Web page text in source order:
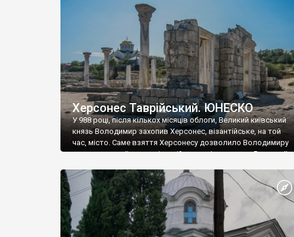
візантійської доби. Раритети викрадені з фондів об’єкту
культурної спадщини ЮНЕСКО «Херсонеса Таврійського».
Офіційно – на виставку «Золото Візантії», але експерти та
влада в Україні вважають це лише […]
Херсонес Таврійський. ЮНЕСКО
У 988 році, після кількох місяців облоги, Великий київський
князь Володимир захопив Херсонес, візантійське, на той
час, місто. Саме взяття Херсонесу дозволило Володимиру
диктувати свої умови візантійському імператору Василю ІІ,
Херсонесі Володимир-язичник, став Василем-
християнином. А потім було Хрещення Русі. На честь
Херсонесу Таврійського названо місто […]